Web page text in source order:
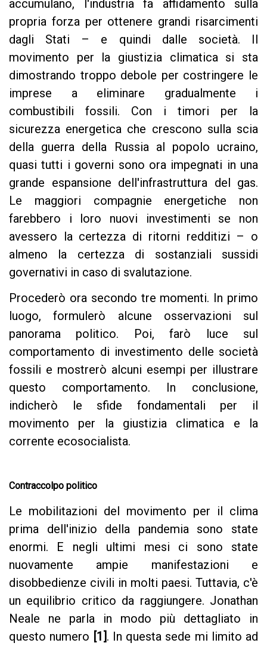
accumulano, l'industria fa affidamento sulla
propria forza per ottenere grandi risarcimenti
dagli Stati – e quindi dalle società. Il
movimento per la giustizia climatica si sta
dimostrando troppo debole per costringere le
imprese a eliminare gradualmente i
combustibili fossili. Con i timori per la
sicurezza energetica che crescono sulla scia
della guerra della Russia al popolo ucraino,
quasi tutti i governi sono ora impegnati in una
grande espansione dell'infrastruttura del gas.
Le maggiori compagnie energetiche non
farebbero i loro nuovi investimenti se non
avessero la certezza di ritorni redditizi – o
almeno la certezza di sostanziali sussidi
governativi in caso di svalutazione.
Procederò ora secondo tre momenti. In primo
luogo, formulerò alcune osservazioni sul
panorama politico. Poi, farò luce sul
comportamento di investimento delle società
fossili e mostrerò alcuni esempi per illustrare
questo comportamento. In conclusione,
indicherò le sfide fondamentali per il
movimento per la giustizia climatica e la
corrente ecosocialista.
Contraccolpo politico
Le mobilitazioni del movimento per il clima
prima dell'inizio della pandemia sono state
enormi. E negli ultimi mesi ci sono state
nuovamente ampie manifestazioni e
disobbedienze civili in molti paesi. Tuttavia, c'è
un equilibrio critico da raggiungere. Jonathan
Neale ne parla in modo più dettagliato in
questo numero [1]. In questa sede mi limito ad